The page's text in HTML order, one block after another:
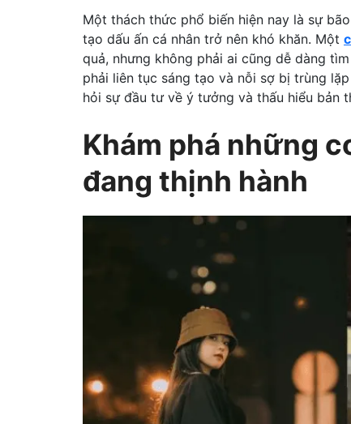
Một thách thức phổ biến hiện nay là sự
tạo dấu ấn cá nhân trở nên khó khăn. Một
quả, nhưng không phải ai cũng dễ dàng
phải liên tục sáng tạo và nỗi sợ bị trùng
hỏi sự đầu tư về ý tưởng và thấu hiểu bản
Khám phá những
đang thịnh hành